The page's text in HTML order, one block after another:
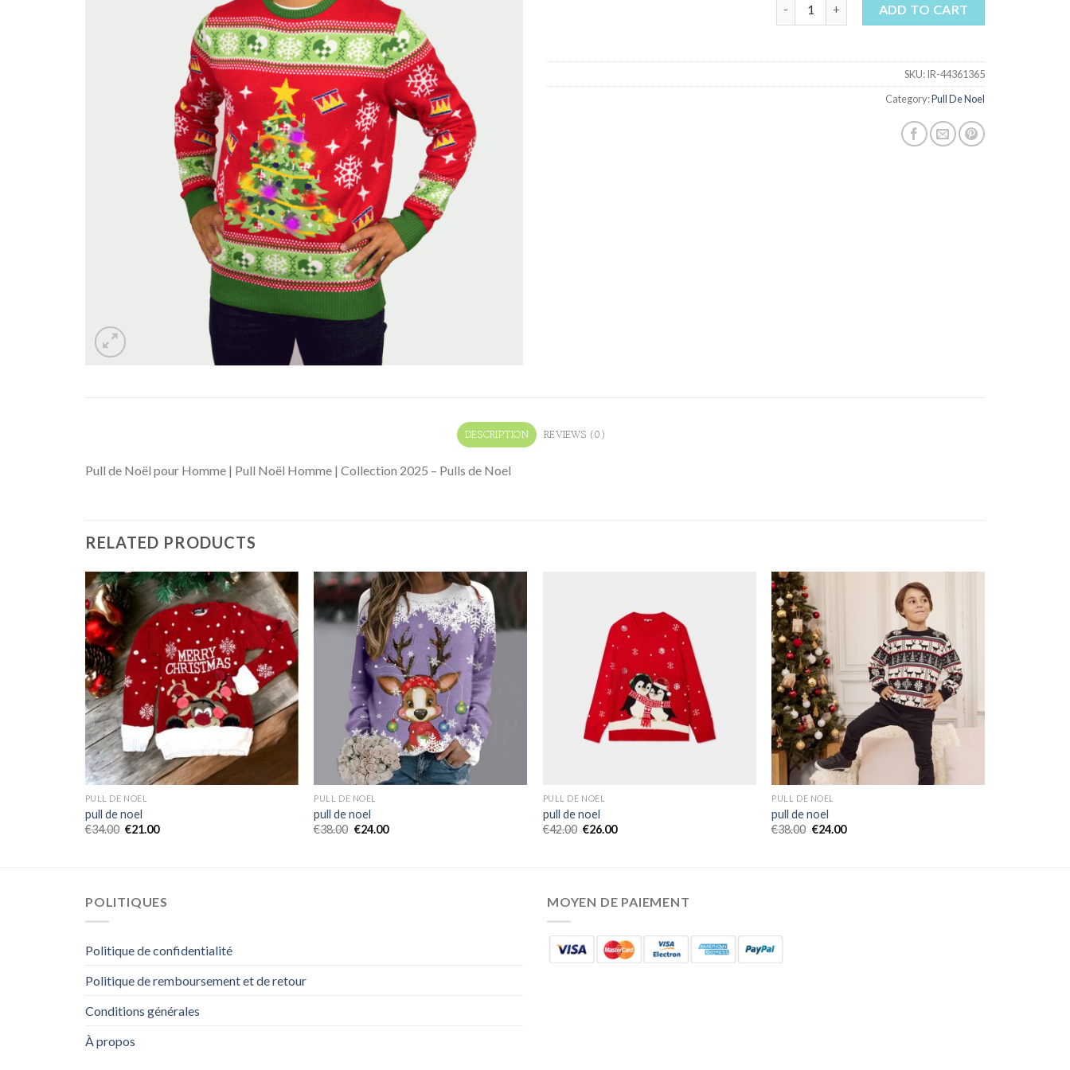
ADD TO CART
SKU:IR-44361365
Category:Pull De Noel
DESCRIPTION REVIEWS (0)
Pull de Noël pour Homme | Pull Noël Homme | Collection 2025 – Pulls de Noel
RELATED PRODUCTS
PULL DE NOEL
pull de noel
€34.00 €21.00
PULL DE NOEL
pull de noel
€38.00 €24.00
PULL DE NOEL
pull de noel
€42.00 €26.00
PULL DE NOEL
pull de noel
€38.00 €24.00
POLITIQUES
Politique de confidentialité
Politique de remboursement et de retour
Conditions générales
À propos
MOYEN DE PAIEMENT